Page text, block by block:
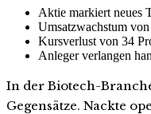
Aktie markiert neues
Umsatzwachstum
Kursverlust von 34
Anleger verlangen
In der Biotech-
Gegensätze. Nackte